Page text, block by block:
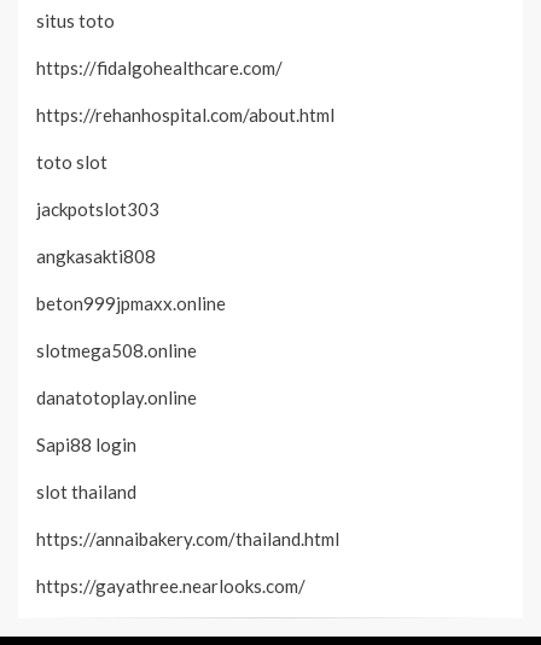
situs toto
https://fidalgohealthcare.com/
https://rehanhospital.com/about.html
toto slot
jackpotslot303
angkasakti808
beton999jpmaxx.online
slotmega508.online
danatotoplay.online
Sapi88 login
slot thailand
https://annaibakery.com/thailand.html
https://gayathree.nearlooks.com/